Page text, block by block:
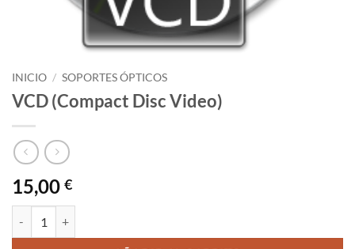
INICIO / SOPORTES ÓPTICOS
VCD (Compact Disc Video)
15,00 €